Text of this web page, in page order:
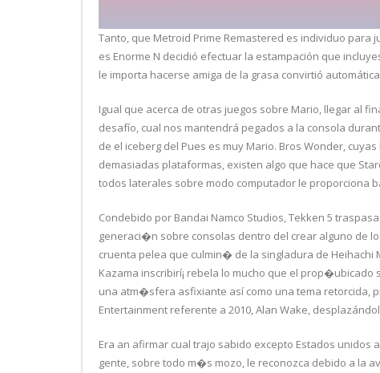
Tanto, que Metroid Prime Remastered es individuo para
es Enorme N decidió efectuar la estampación que
le importa hacerse amiga de la grasa convirtió
Igual que acerca de otras juegos sobre Mario, llegar al
desafío, cual nos mantendrá pegados a la consola
de el iceberg del Pues es muy Mario. Bros Wonder,
demasiadas plataformas, existen algo que hace que
todos laterales sobre modo computador le proporciona
Condebido por Bandai Namco Studios, Tekken 5
generaci�n sobre consolas dentro del crear alguno de
cruenta pelea que culmin� de la singladura de
Kazama inscribirí¡ rebela lo mucho que el
una atm�sfera asfixiante así­ como una tema retorcida,
Entertainment referente a 2010, Alan Wake,
Era an afirmar cual trajo sabido excepto Estados
gente, sobre todo m�s mozo, le reconozca debido a la